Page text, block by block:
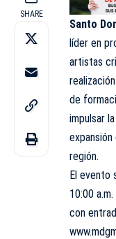
SHARE
Santo
líder en
artistas
de
impulsar
región.
El evento
10:00
con